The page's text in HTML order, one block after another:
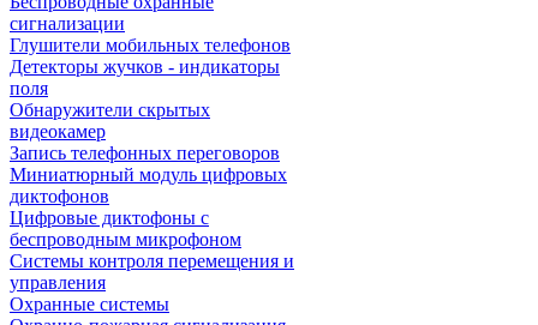
сигнализации
Глушители мобильных телефонов
Детекторы жучков - индикаторы
поля
Обнаружители скрытых
видеокамер
Запись телефонных переговоров
Миниатюрный модуль цифровых
диктофонов
Цифровые диктофоны с
беспроводным микрофоном
Системы контроля перемещения и
управления
Охранные системы